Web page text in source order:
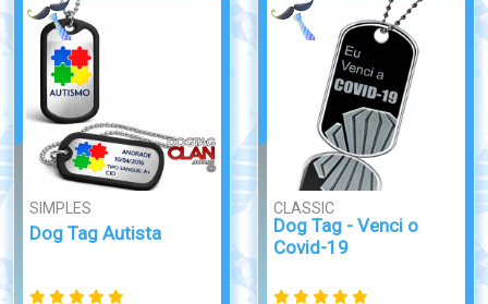
SIMPLES
Dog Tag Autista
CLASSIC
Dog Tag - Venci o
Covid-19